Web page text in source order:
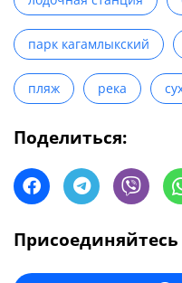
парк кагамлыкский
пляж река
Поделиться: